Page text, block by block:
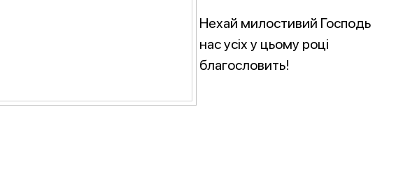
Нехай милостивий Господь
нас усіх у цьому році
благословить!